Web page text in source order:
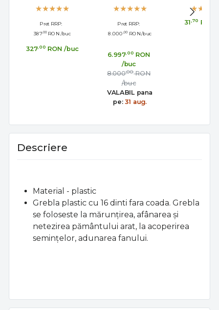
Manual 5 Kg
Pret RRP:
387 ,00 RON /buc
327,00 RON /buc
Amestecator
Pret RRP:
8.000 ,00 RON/buc
6.997,00 RON
/buc
8.000,00 RON
/buc
VALABIL pana
pe: 31 aug.
Tehnici
tehnici de
31,70 RON
Descriere
Material - plastic
Grebla plastic cu 16 dinti fara coada. Grebla
se foloseste la mărunțirea, afânarea și
netezirea pământului arat, la acoperirea
semințelor, adunarea fanului.